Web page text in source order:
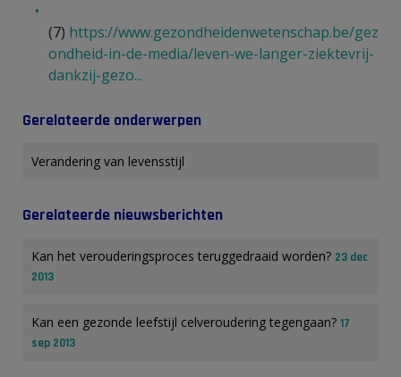
(7) https://www.gezondheidenwetenschap.be/gez
ondheid-in-de-media/leven-we-langer-ziektevrij-
dankzij-gezo...
Gerelateerde onderwerpen
Verandering van levensstijl
Gerelateerde nieuwsberichten
Kan het verouderingsproces teruggedraaid worden? 23 dec
2013
Kan een gezonde leefstijl celveroudering tegengaan? 17
sep 2013